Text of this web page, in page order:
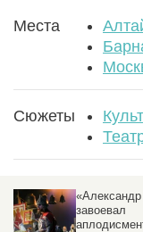
Места
Сюжеты
завоевал